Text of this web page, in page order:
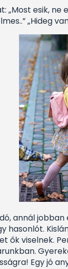
esik,
„Hideg
annál
ők viselnek.
Egy jó